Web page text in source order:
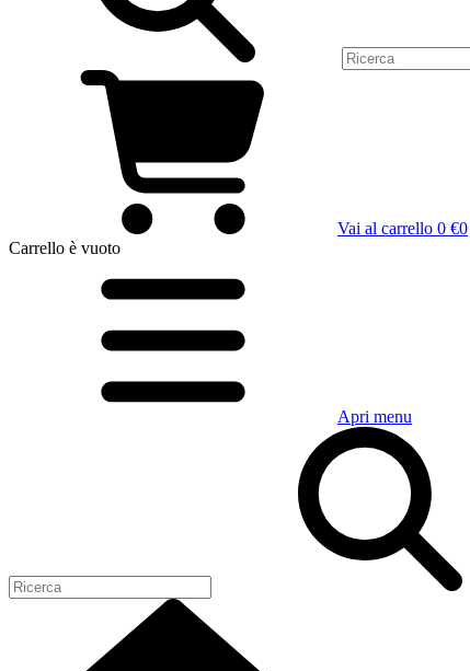
Vai al carrello 0 €0
Carrello è vuoto
Apri menu